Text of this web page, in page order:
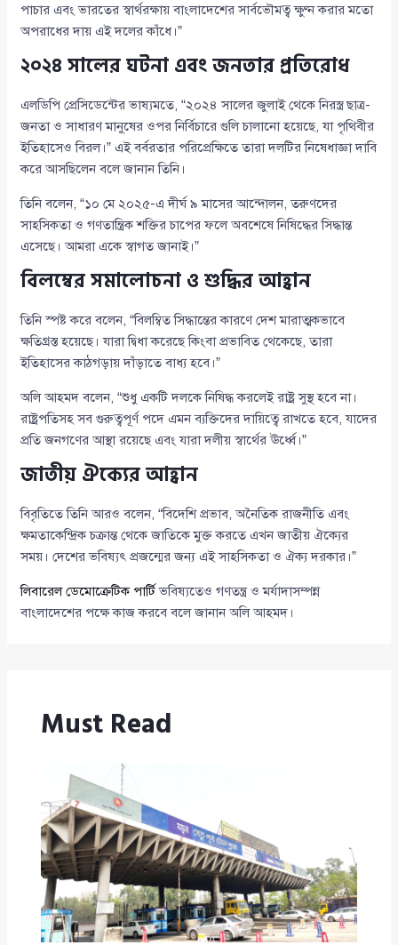
পাচার এবং ভারতের স্বার্থরক্ষায় বাংলাদেশের সার্বভৌমত্ব ক্ষুণ্ন করার মতো
অপরাধের দায় এই দলের কাঁধে।”
২০২৪ সালের ঘটনা এবং জনতার প্রতিরোধ
এলডিপি প্রেসিডেন্টের ভাষ্যমতে, “২০২৪ সালের জুলাই থেকে নিরস্ত্র ছাত্র-
জনতা ও সাধারণ মানুষের ওপর নির্বিচারে গুলি চালানো হয়েছে, যা পৃথিবীর
ইতিহাসেও বিরল।” এই বর্বরতার পরিপ্রেক্ষিতে তারা দলটির নিষেধাজ্ঞা দাবি
করে আসছিলেন বলে জানান তিনি।
তিনি বলেন, “১০ মে ২০২৫-এ দীর্ঘ ৯ মাসের আন্দোলন, তরুণদের
সাহসিকতা ও গণতান্ত্রিক শক্তির চাপের ফলে অবশেষে নিষিদ্ধের সিদ্ধান্ত
এসেছে। আমরা একে স্বাগত জানাই।”
বিলম্বের সমালোচনা ও শুদ্ধির আহ্বান
তিনি স্পষ্ট করে বলেন, “বিলম্বিত সিদ্ধান্তের কারণে দেশ মারাত্মকভাবে
ক্ষতিগ্রস্ত হয়েছে। যারা দ্বিধা করেছে কিংবা প্রভাবিত থেকেছে, তারা
ইতিহাসের কাঠগড়ায় দাঁড়াতে বাধ্য হবে।”
অলি আহমদ বলেন, “শুধু একটি দলকে নিষিদ্ধ করলেই রাষ্ট্র সুস্থ হবে না।
রাষ্ট্রপতিসহ সব গুরুত্বপূর্ণ পদে এমন ব্যক্তিদের দায়িত্বে রাখতে হবে, যাদের
প্রতি জনগণের আস্থা রয়েছে এবং যারা দলীয় স্বার্থের ঊর্ধ্বে।”
জাতীয় ঐক্যের আহ্বান
বিবৃতিতে তিনি আরও বলেন, “বিদেশি প্রভাব, অনৈতিক রাজনীতি এবং
ক্ষমতাকেন্দ্রিক চক্রান্ত থেকে জাতিকে মুক্ত করতে এখন জাতীয় ঐক্যের
সময়। দেশের ভবিষ্যৎ প্রজন্মের জন্য এই সাহসিকতা ও ঐক্য দরকার।”
লিবারেল ডেমোক্রেটিক পার্টিভবিষ্যতেও গণতন্ত্র ও মর্যাদাসম্পন্ন
বাংলাদেশের পক্ষে কাজ করবে বলে জানান অলি আহমদ।
Must Read